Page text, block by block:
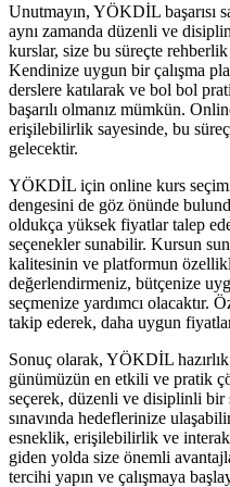
Unutmayın, YÖKDİL başarısı
aynı zamanda düzenli ve
kurslar, size bu süreçte
Kendinize uygun bir çalışma
derslere katılarak ve bol bol
başarılı olmanız mümkün.
erişilebilirlik sayesinde, bu
gelecektir.
YÖKDİL için online kurs
dengesini de göz önünde
oldukça yüksek fiyatlar talep
seçenekler sunabilir. Kursun
kalitesinin ve platformun
değerlendirmeniz, bütçenize
seçmenize yardımcı olacaktır.
takip ederek, daha uygun
Sonuç olarak, YÖKDİL
günümüzün en etkili ve pratik
seçerek, düzenli ve disiplinli
sınavında hedeflerinize
esneklik, erişilebilirlik ve
giden yolda size önemli
tercihi yapın ve çalışmaya